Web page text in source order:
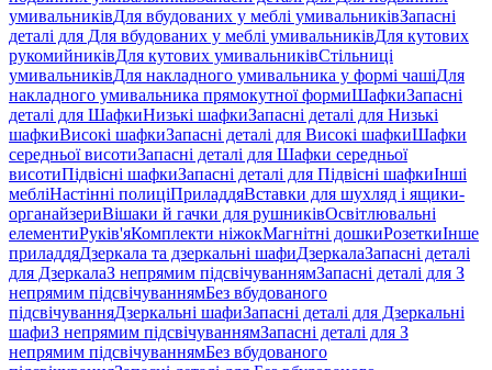
умивальниківДля вбудованих у меблі умивальниківЗапасні
деталі для Для вбудованих у меблі умивальниківДля кутових
рукомийниківДля кутових умивальниківСтільниці
умивальниківДля накладного умивальника у формі чашіДля
накладного умивальника прямокутної формиШафкиЗапасні
деталі для ШафкиНизькі шафкиЗапасні деталі для Низькі
шафкиВисокі шафкиЗапасні деталі для Високі шафкиШафки
середньої висотиЗапасні деталі для Шафки середньої
висотиПідвісні шафкиЗапасні деталі для Підвісні шафкиІнші
мебліНастінні полиціПриладдяВставки для шухляд і ящики-
органайзериВішаки й гачки для рушниківОсвітлювальні
елементиРуків'яКомплекти ніжокМагнітні дошкиРозеткиІнше
приладдяДзеркала та дзеркальні шафиДзеркалаЗапасні деталі
для ДзеркалаЗ непрямим підсвічуваннямЗапасні деталі для З
непрямим підсвічуваннямБез вбудованого
підсвічуванняДзеркальні шафиЗапасні деталі для Дзеркальні
шафиЗ непрямим підсвічуваннямЗапасні деталі для З
непрямим підсвічуваннямБез вбудованого